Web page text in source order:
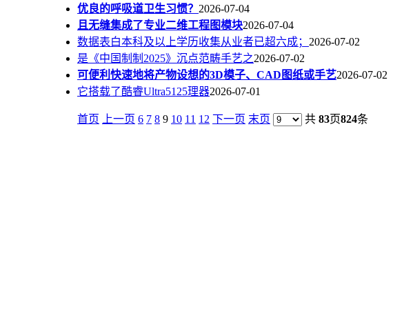
优良的呼吸道卫生习惯？ 2026-07-04
且无缝集成了专业二维工程图模块2026-07-04
数据表白本科及以上学历收集从业者已超六成； 2026-07-02
是《中国制制2025》沉点范畴手艺之2026-07-02
可便利快速地将产物设想的3D模子、CAD图纸或手艺2026-07-02
它搭载了酷睿Ultra5125理器2026-07-01
首页 上一页 6 7 8 9 10 11 12 下一页 末页 共 83页824条